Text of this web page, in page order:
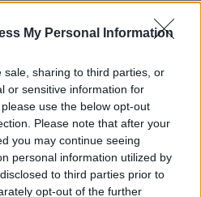
My Personal Information
sale, sharing to third parties, or
or sensitive information for
use the below opt-out
Please note that after your
you may continue seeing
personal information utilized by
to third parties prior to
opt-out of the further
τον πρώτο παιδικό